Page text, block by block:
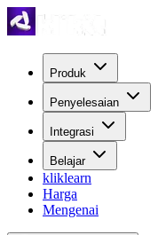
Produk
Penyelesaian
Integrasi
Belajar
kliklearn
Harga
Mengenai